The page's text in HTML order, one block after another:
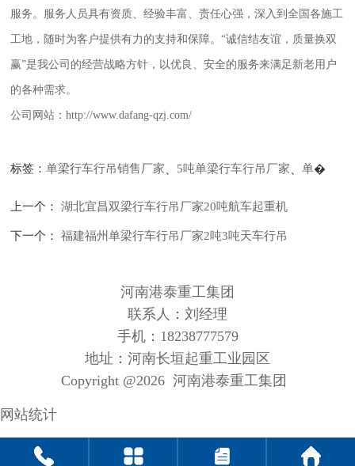
服务。服务人员具有资质、经验丰富、责任心强，深入到全国各施工
工地，随时为客户提供有力的支持和保障。“诚信结友谊，质量换双
赢”是我公司的经营战略方针，以优良、安全的服务来满足新老用户
的各种需求。
公司网站：http://www.dafang-qzj.com/
标签：单梁行车行吊销售厂家 5吨单梁行车行吊厂家 、单�
上一个：湖北宜昌双梁行车行吊厂家20吨航车起重机
下一个：福建福州单梁行车行吊厂家2吨3吨天车行吊
河南港泰重工集团
联系人：刘经理
手机：18238777579
地址：河南长垣起重工业园区
Copyright @2026 河南港泰重工集团
网站统计